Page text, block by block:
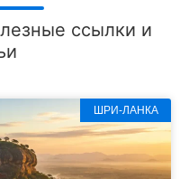
ссылки и
ШРИ-ЛАНКА